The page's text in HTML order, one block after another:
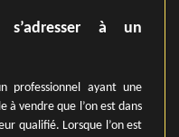
à un
professionnel ayant une
vendre que l’on est dans
qualifié. Lorsque l’on est